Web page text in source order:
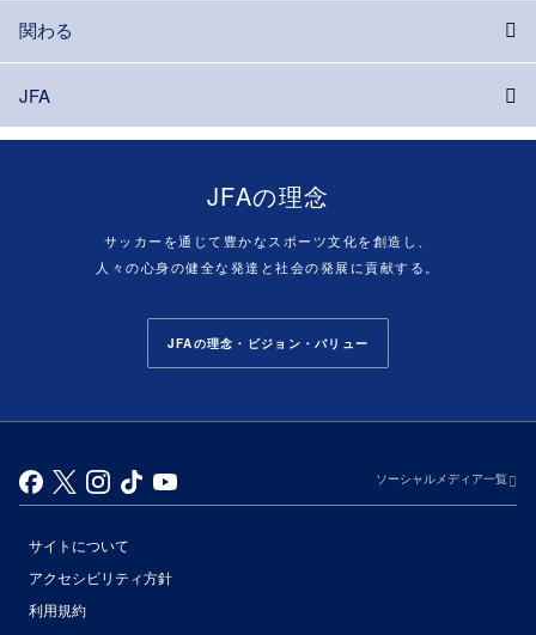
関わる
JFA
JFAの理念
サッカーを通じて豊かなスポーツ文化を創造し、
人々の心身の健全な発達と社会の発展に貢献する。
JFAの理念・ビジョン・バリュー
ソーシャルメディア一覧
サイトについて
アクセシビリティ方針
利用規約